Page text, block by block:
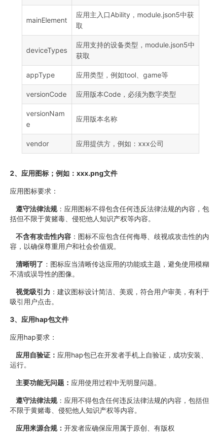
mainElement
应用主入口Ability，module.json5中获
取
deviceTypes
应用支持的设备类型，module.json5中
获取
appType 应用类型，例如tool、game等
versionCode 应用版本Code，必须为数字类型
versionNam
e
应用版本名称
vendor 应用提供方，例如：xxx公司
2、应用图标；例如：xxx.png文件
应用图标要求：
遵守法律法规：应用图标不得包含任何违反法律法规的内容，包
括但不限于黄赌毒、侵犯他人知识产权等内容。
不含有攻击性内容 ：图标不应包含任何侮辱、歧视或攻击性的内
容，以确保尊重用户和社会价值观。
清晰明了 ：图标应当清晰传达应用的功能或主题，避免使用模糊
不清或误导性的图像。
视觉吸引力 ：建议图标设计简洁、美观，符合用户审美，有利于
吸引用户点击。
3、应用hap包文件
应用hap要求：
应用自验证： 应用hap包已在开发者手机上自验证，成功安装、
运行。
主要功能无问题： 应用使用过程中无明显问题。
遵守法律法规：应用不得包含任何违反法律法规的内容，包括但
不限于黄赌毒、侵犯他人知识产权等内容。
应用来源合规： 开发者应确保应用属于原创、有版权